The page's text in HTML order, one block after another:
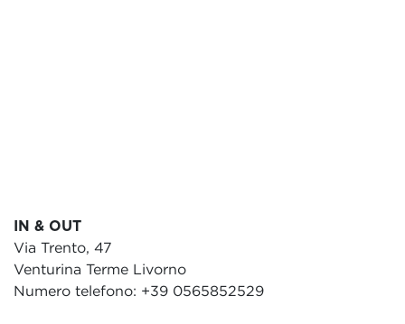
IN & OUT
Via Trento, 47
Venturina Terme Livorno
Numero telefono: +39 0565852529